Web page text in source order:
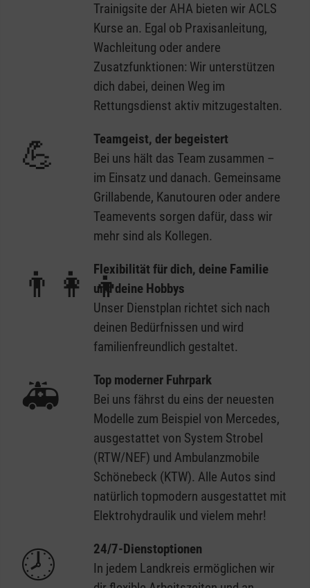
Trainigsite der AHA bieten wir ACLS
Kurse an. Egal ob Praxisanleitung,
Wachleitung oder andere
Zusatzfunktionen: Wir unterstützen
dich dabei, deinen Weg im
Rettungsdienst aktiv mitzugestalten.
💪
Teamgeist, der begeistert
Bei uns hält das Team zusammen –
im Einsatz und danach. Gemeinsame
Grillabende, Kanutouren oder andere
Teamevents sorgen dafür, dass wir
mehr sind als Kollegen.
👨‍👩‍👦Flexibilität für dich, deine Familie
und deine Hobbys
Unser Dienstplan richtet sich nach
deinen Bedürfnissen und wird
familienfreundlich gestaltet.
🚑
Top moderner Fuhrpark
Bei uns fährst du eins der neuesten
Modelle zum Beispiel von Mercedes,
ausgestattet von System Strobel
(RTW/NEF) und Ambulanzmobile
Schönebeck (KTW). Alle Autos sind
natürlich topmodern ausgestattet mit
Elektrohydraulik und vielem mehr!
🕗
24/7-Dienstoptionen
In jedem Landkreis ermöglichen wir